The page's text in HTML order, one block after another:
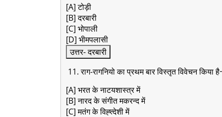
[A] टोड़ी
[B] दरबारी
[C] भोपाली
[D] भीमपलासी
उत्तर- दरबारी
11. राग-रागनियो का प्रथम बार विस्तृत विवेचन किया
[A] भरत के नाटयशास्त्र में
[B] नारद के संगीत मकरन्द में
[C] मतंग के विह्त्देशी में